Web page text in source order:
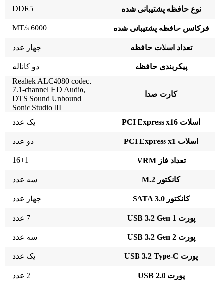
نوع حافظه پشتیبانی شده DDR5
فرکانس حافظه پشتیبانی شده 6000 MT/s
تعداد اسلات حافظه چهار عدد
پیکربندی حافظه دو کاناله
کارت صدا
Realtek ALC4080 codec,
7.1-channel HD Audio,
DTS Sound Unbound,
Sonic Studio III
اسلات PCI Express x16
یک عدد
اسلات PCI Express x1 دو عدد
تعداد فاز VRM 16+1
کانکتور M.2 سه عدد
کانکتور SATA 3.0 چهار عدد
پورت USB 3.2 Gen 1 7 عدد
پورت USB 3.2 Gen 2 سه عدد
پورت USB 3.2 Type-C یک عدد
پورت USB 2.0 2 عدد